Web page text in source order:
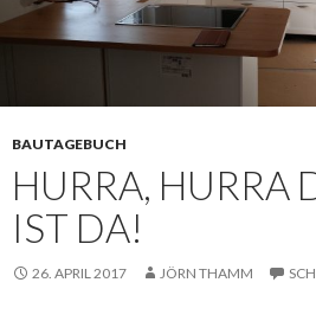
BAUTAGEBUCH
HURRA, HURRA
IST DA!
26. APRIL 2017 JÖRN THAMM